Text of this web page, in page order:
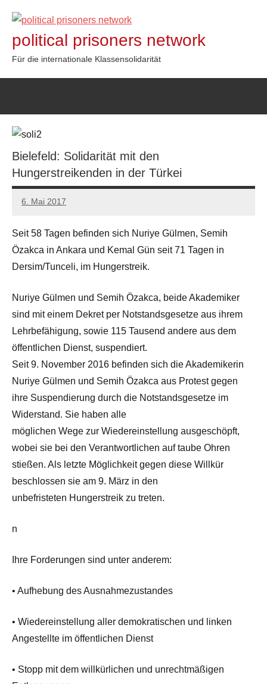
Inhalt
springen
political prisoners network
Für die internationale Klassensolidarität
Bielefeld: Solidarität mit den
Hungerstreikenden in der Türkei
6. Mai 2017
admin
Seit 58 Tagen befinden sich Nuriye Gülmen, Semih
Özakca in Ankara und Kemal Gün seit 71 Tagen in
Dersim/Tunceli, im Hungerstreik.
Nuriye Gülmen und Semih Özakca, beide Akademiker
sind mit einem Dekret per Notstandsgesetze aus ihrem
Lehrbefähigung, sowie 115 Tausend andere aus dem
öffentlichen Dienst, suspendiert.
Seit 9. November 2016 befinden sich die Akademikerin
Nuriye Gülmen und Semih Özakca aus Protest gegen
ihre Suspendierung durch die Notstandsgesetze im
Widerstand. Sie haben alle
möglichen Wege zur Wiedereinstellung ausgeschöpft,
wobei sie bei den Verantwortlichen auf taube Ohren
stießen. Als letzte Möglichkeit gegen diese Willkür
beschlossen sie am 9. März in den
unbefristeten Hungerstreik zu treten.
n
Ihre Forderungen sind unter anderem:
• Aufhebung des Ausnahmezustandes
• Wiedereinstellung aller demokratischen und linken
Angestellte im öffentlichen Dienst
• Stopp mit dem willkürlichen und unrechtmäßigen